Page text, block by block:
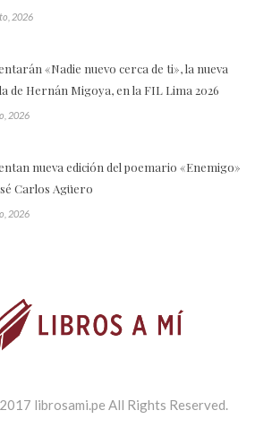
2026
«Nadie nuevo cerca de ti», la nueva
de Hernán Migoya, en la FIL Lima 2026
2026
nueva edición del poemario «Enemigo»
Carlos Agüero
2026
librosami.pe All Rights Reserved.